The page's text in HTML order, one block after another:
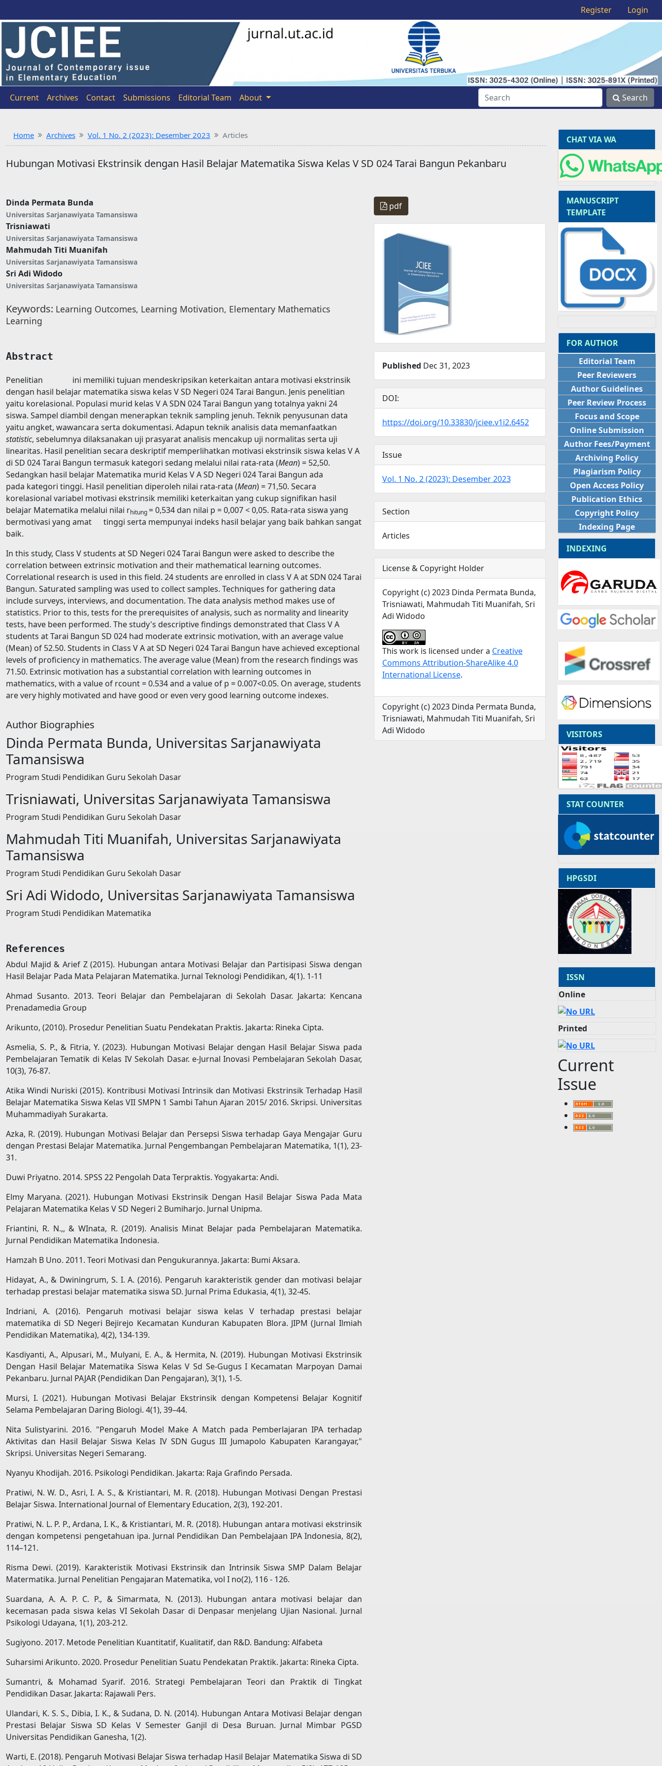
Register Login
Current Archives Contact Submissions Editorial Team About Search
Home Archives Vol. 1 No. 2 (2023): Desember 2023 Articles
Hubungan Motivasi Ekstrinsik dengan Hasil Belajar Matematika Siswa Kelas V SD 024 Tarai Bangun Pekanbaru
Dinda Permata Bunda
Universitas Sarjanawiyata Tamansiswa
Trisniawati
Universitas Sarjanawiyata Tamansiswa
Mahmudah Titi Muanifah
Universitas Sarjanawiyata Tamansiswa
Sri Adi Widodo
Universitas Sarjanawiyata Tamansiswa
Keywords: Learning Outcomes, Learning Motivation, Elementary Mathematics
Learning
Abstract
Penelitian ini memiliki tujuan mendeskripsikan keterkaitan antara motivasi ekstrinsik
dengan hasil belajar matematika siswa kelas V SD Negeri 024 Tarai Bangun. Jenis penelitian
yaitu korelasional. Populasi murid kelas V A SDN 024 Tarai Bangun yang totalnya yakni 24
siswa. Sampel diambil dengan menerapkan teknik sampling jenuh. Teknik penyusunan data
yaitu angket, wawancara serta dokumentasi. Adapun teknik analisis data memanfaatkan
statistic, sebelumnya dilaksanakan uji prasyarat analisis mencakup uji normalitas serta uji
linearitas. Hasil penelitian secara deskriptif memperlihatkan motivasi ekstrinsik siswa kelas V A
di SD 024 Tarai Bangun termasuk kategori sedang melalui nilai rata-rata (Mean) = 52,50.
Sedangkan hasil belajar Matematika murid Kelas V A SD Negeri 024 Tarai Bangun ada
pada kategori tinggi. Hasil penelitian diperoleh nilai rata-rata (Mean) = 71,50. Secara
korelasional variabel motivasi ekstrinsik memiliki keterkaitan yang cukup signifikan hasil
belajar Matematika melalui nilai rhitung = 0,534 dan nilai p = 0,007 < 0,05. Rata-rata siswa yang
bermotivasi yang amat tinggi serta mempunyai indeks hasil belajar yang baik bahkan sangat
baik.
In this study, Class V students at SD Negeri 024 Tarai Bangun were asked to describe the
correlation between extrinsic motivation and their mathematical learning outcomes.
Correlational research is used in this field. 24 students are enrolled in class V A at SDN 024 Tarai
Bangun. Saturated sampling was used to collect samples. Techniques for gathering data
include surveys, interviews, and documentation. The data analysis method makes use of
statistics. Prior to this, tests for the prerequisites of analysis, such as normality and linearity
tests, have been performed. The study's descriptive findings demonstrated that Class V A
students at Tarai Bangun SD 024 had moderate extrinsic motivation, with an average value
(Mean) of 52.50. Students in Class V A at SD Negeri 024 Tarai Bangun have achieved exceptional
levels of proficiency in mathematics. The average value (Mean) from the research findings was
71.50. Extrinsic motivation has a substantial correlation with learning outcomes in
mathematics, with a value of rcount = 0.534 and a value of p = 0.007<0.05. On average, students
are very highly motivated and have good or even very good learning outcome indexes.
Author Biographies
Dinda Permata Bunda, Universitas Sarjanawiyata
Tamansiswa
Program Studi Pendidikan Guru Sekolah Dasar
Trisniawati, Universitas Sarjanawiyata Tamansiswa
Program Studi Pendidikan Guru Sekolah Dasar
Mahmudah Titi Muanifah, Universitas Sarjanawiyata
Tamansiswa
Program Studi Pendidikan Guru Sekolah Dasar
Sri Adi Widodo, Universitas Sarjanawiyata Tamansiswa
Program Studi Pendidikan Matematika
References
Abdul Majid & Arief Z (2015). Hubungan antara Motivasi Belajar dan Partisipasi Siswa dengan
Hasil Belajar Pada Mata Pelajaran Matematika. Jurnal Teknologi Pendidikan, 4(1). 1-11
Ahmad Susanto. 2013. Teori Belajar dan Pembelajaran di Sekolah Dasar. Jakarta: Kencana
Prenadamedia Group
Arikunto, (2010). Prosedur Penelitian Suatu Pendekatan Praktis. Jakarta: Rineka Cipta.
Asmelia, S. P., & Fitria, Y. (2023). Hubungan Motivasi Belajar dengan Hasil Belajar Siswa pada
Pembelajaran Tematik di Kelas IV Sekolah Dasar. e-Jurnal Inovasi Pembelajaran Sekolah Dasar,
10(3), 76-87.
Atika Windi Nuriski (2015). Kontribusi Motivasi Intrinsik dan Motivasi Ekstrinsik Terhadap Hasil
Belajar Matematika Siswa Kelas VII SMPN 1 Sambi Tahun Ajaran 2015/ 2016. Skripsi. Universitas
Muhammadiyah Surakarta.
Azka, R. (2019). Hubungan Motivasi Belajar dan Persepsi Siswa terhadap Gaya Mengajar Guru
dengan Prestasi Belajar Matematika. Jurnal Pengembangan Pembelajaran Matematika, 1(1), 23-
31.
Duwi Priyatno. 2014. SPSS 22 Pengolah Data Terpraktis. Yogyakarta: Andi.
Elmy Maryana. (2021). Hubungan Motivasi Ekstrinsik Dengan Hasil Belajar Siswa Pada Mata
Pelajaran Matematika Kelas V SD Negeri 2 Bumiharjo. Jurnal Unipma.
Friantini, R. N.,, & WInata, R. (2019). Analisis Minat Belajar pada Pembelajaran Matematika.
Jurnal Pendidikan Matematika Indonesia.
Hamzah B Uno. 2011. Teori Motivasi dan Pengukurannya. Jakarta: Bumi Aksara.
Hidayat, A., & Dwiningrum, S. I. A. (2016). Pengaruh karakteristik gender dan motivasi belajar
terhadap prestasi belajar matematika siswa SD. Jurnal Prima Edukasia, 4(1), 32-45.
Indriani, A. (2016). Pengaruh motivasi belajar siswa kelas V terhadap prestasi belajar
matematika di SD Negeri Bejirejo Kecamatan Kunduran Kabupaten Blora. JIPM (Jurnal Ilmiah
Pendidikan Matematika), 4(2), 134-139.
Kasdiyanti, A., Alpusari, M., Mulyani, E. A., & Hermita, N. (2019). Hubungan Motivasi Ekstrinsik
Dengan Hasil Belajar Matematika Siswa Kelas V Sd Se-Gugus I Kecamatan Marpoyan Damai
Pekanbaru. Jurnal PAJAR (Pendidikan Dan Pengajaran), 3(1), 1-5.
Mursi, I. (2021). Hubungan Motivasi Belajar Ekstrinsik dengan Kompetensi Belajar Kognitif
Selama Pembelajaran Daring Biologi. 4(1), 39–44.
Nita Sulistyarini. 2016. "Pengaruh Model Make A Match pada Pemberlajaran IPA terhadap
Aktivitas dan Hasil Belajar Siswa Kelas IV SDN Gugus III Jumapolo Kabupaten Karangayar,"
Skripsi. Universitas Negeri Semarang.
Nyanyu Khodijah. 2016. Psikologi Pendidikan. Jakarta: Raja Grafindo Persada.
Pratiwi, N. W. D., Asri, I. A. S., & Kristiantari, M. R. (2018). Hubungan Motivasi Dengan Prestasi
Belajar Siswa. International Journal of Elementary Education, 2(3), 192-201.
Pratiwi, N. L. P. P., Ardana, I. K., & Kristiantari, M. R. (2018). Hubungan antara motivasi ekstrinsik
dengan kompetensi pengetahuan ipa. Jurnal Pendidikan Dan Pembelajaan IPA Indonesia, 8(2),
114–121.
Risma Dewi. (2019). Karakteristik Motivasi Ekstrinsik dan Intrinsik Siswa SMP Dalam Belajar
Matermatika. Jurnal Penelitian Pengajaran Matematika, vol I no(2), 116 - 126.
Suardana, A. A. P. C. P., & Simarmata, N. (2013). Hubungan antara motivasi belajar dan
kecemasan pada siswa kelas VI Sekolah Dasar di Denpasar menjelang Ujian Nasional. Jurnal
Psikologi Udayana, 1(1), 203-212.
Sugiyono. 2017. Metode Penelitian Kuantitatif, Kualitatif, dan R&D. Bandung: Alfabeta
Suharsimi Arikunto. 2020. Prosedur Penelitian Suatu Pendekatan Praktik. Jakarta: Rineka Cipta.
Sumantri, & Mohamad Syarif. 2016. Strategi Pembelajaran Teori dan Praktik di Tingkat
Pendidikan Dasar. Jakarta: Rajawali Pers.
Ulandari, K. S. S., Dibia, I. K., & Sudana, D. N. (2014). Hubungan Antara Motivasi Belajar dengan
Prestasi Belajar Siswa SD Kelas V Semester Ganjil di Desa Buruan. Jurnal Mimbar PGSD
Universitas Pendidikan Ganesha, 1(2).
Warti, E. (2018). Pengaruh Motivasi Belajar Siswa terhadap Hasil Belajar Matematika Siswa di SD
pdf
Published Dec 31, 2023
DOI:
https://doi.org/10.33830/jciee.v1i2.6452
Issue
Vol. 1 No. 2 (2023): Desember 2023
Section
Articles
License & Copyright Holder
Copyright (c) 2023 Dinda Permata Bunda,
Trisniawati, Mahmudah Titi Muanifah, Sri
Adi Widodo
This work is licensed under a Creative
Commons Attribution-ShareAlike 4.0
International License.
Copyright (c) 2023 Dinda Permata Bunda,
Trisniawati, Mahmudah Titi Muanifah, Sri
Adi Widodo
CHAT VIA WA
MANUSCRIPT
TEMPLATE
FOR AUTHOR
Editorial Team
Peer Reviewers
Author Guidelines
Peer Review Process
Focus and Scope
Online Submission
Author Fees/Payment
Archiving Policy
Plagiarism Policy
Open Access Policy
Publication Ethics
Copyright Policy
Indexing Page
INDEXING
VISITORS
STAT COUNTER
HPGSDI
ISSN
Online
Printed
Current
Issue